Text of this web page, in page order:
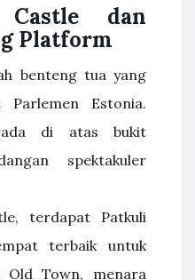
dan
Platform
benteng tua yang
Estonia.
di atas bukit
spektakuler
terdapat Patkuli
terbaik untuk
Old Town, menara